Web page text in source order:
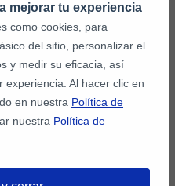
de matemáticas para
matemáticas online para
de matemáticas con
mejorar tu experiencia
como cookies, para
del sitio, personalizar el
y medir su eficacia, así
Al hacer clic en
en nuestra Política de
nuestra Política de